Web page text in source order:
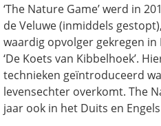
‘The Nature Game’ werd in
de Veluwe (inmiddels
waardig opvolger gekregen
‘De Koets van Kibbelhoek’.
technieken geïntroduceerd
levensechter overkomt. The
jaar ook in het Duits en